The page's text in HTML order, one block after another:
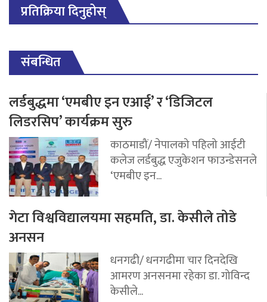
प्रतिक्रिया दिनुहोस्
संबन्धित
लर्डबुद्धमा ‘एमबीए इन एआई’ र ‘डिजिटल
लिडरसिप’ कार्यक्रम सुरु
काठमाडौं/ नेपालको पहिलो आईटी
कलेज लर्डबुद्ध एजुकेशन फाउन्डेसनले
‘एमबीए इन...
गेटा विश्वविद्यालयमा सहमति, डा. केसीले तोडे
अनसन
धनगढी/ धनगढीमा चार दिनदेखि
आमरण अनसनमा रहेका डा. गोविन्द
केसीले...